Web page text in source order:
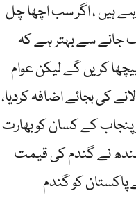
ہیں ، اگر سب اچھا چل
جانے سے بہتر ہے کہ
کریں گے لیکن عوام
کی بجائے اضافہ کردیا،
پنجاب کے کسان کو بھارت
سندھ نے گندم کی قیمت
پاکستان کو گندم